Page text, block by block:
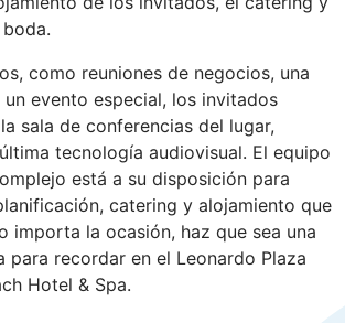
como reuniones de negocios, una
evento especial, los invitados
sala de conferencias del lugar,
tecnología audiovisual. El equipo
está a su disposición para
catering y alojamiento que
importa la ocasión, haz que sea una
para recordar en el Leonardo Plaza
Hotel & Spa.